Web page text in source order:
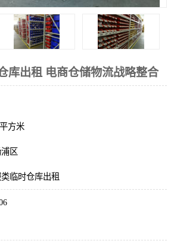
库出租 电商仓储物流战略整合
方米
浦区
临时仓库出租